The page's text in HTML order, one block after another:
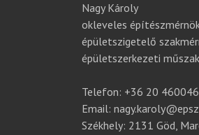
Nagy Károly
okleveles
épületszigetelő
épületszerkezeti
Telefon: +36 20
Email:
Székhely: 2131 Göd,